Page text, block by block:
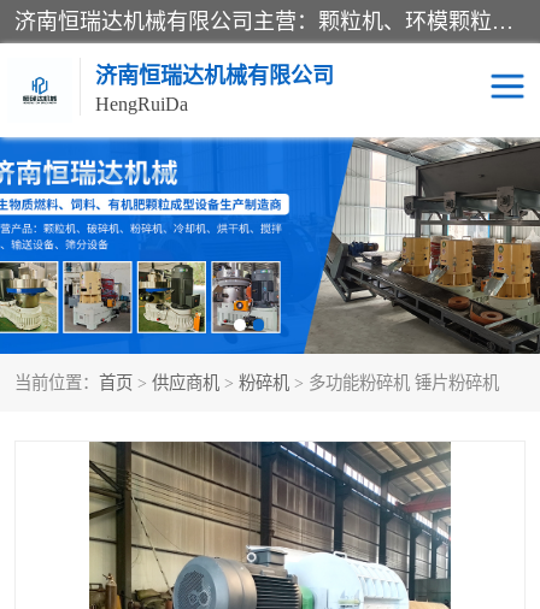
济南恒瑞达机械有限公司主营：颗粒机、环模颗粒机、平模颗粒机、粉碎机、滚筒筛分机、冷却机、颗粒燃烧机、生物质颗粒机、木屑颗粒机、秸秆颗粒机、饲料颗粒机、燃料颗粒机、木材粉碎机、秸秆粉碎机、饲料粉碎机、颗粒冷却机、锯末滚筒筛、锤片粉碎机、滚筒筛、搅拌机等产品。
济南恒瑞达机械有限公司
HengRuiDa
当前位置： 首页 > 供应商机 > 粉碎机 > 多功能粉碎机 锤片粉碎机
颗粒机 环模颗粒机
平模颗粒机 生物质颗粒机
秸秆颗粒机 饲料颗粒机
燃料颗粒机 木屑颗粒机
粉碎机 秸秆粉碎机
木材粉碎机 锤片粉碎机
冷却机